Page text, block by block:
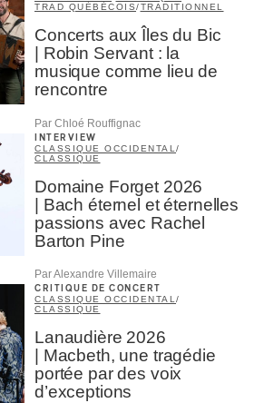
TRAD QUÉBÉCOIS/TRADITIONNEL
Concerts aux Îles du Bic
| Robin Servant : la
musique comme lieu de
rencontre
Par Chloé Rouffignac
INTERVIEW
CLASSIQUE OCCIDENTAL /
CLASSIQUE
Domaine Forget 2026
| Bach éternel et éternelles
passions avec Rachel
Barton Pine
Par Alexandre Villemaire
CRITIQUE DE CONCERT
CLASSIQUE OCCIDENTAL/
CLASSIQUE
Lanaudière 2026
| Macbeth, une tragédie
portée par des voix
d’exceptions